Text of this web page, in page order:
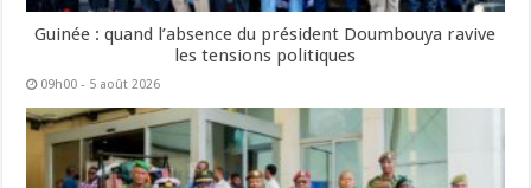
Guinée : quand l’absence du président Doumbouya ravive
les tensions politiques
09h00 - 5 août 2026